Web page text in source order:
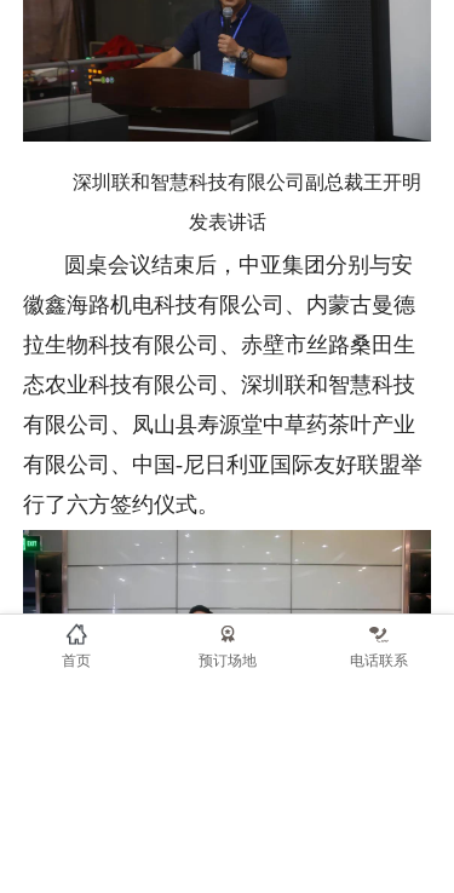
深圳联和智慧科技有限公司副总裁王开明
发表讲话
圆桌会议结束后，中亚集团分别与安
徽鑫海路机电科技有限公司、内蒙古曼德
拉生物科技有限公司、赤壁市丝路桑田生
态农业科技有限公司、深圳联和智慧科技
有限公司、凤山县寿源堂中草药茶叶产业
有限公司、中国-尼日利亚国际友好联盟举
行了六方签约仪式。
首页 预订场地 电话联系